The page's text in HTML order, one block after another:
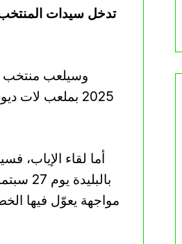
2025 بملعب لات
أما لقاء الإياب،
مواجهة يعوّل فيها